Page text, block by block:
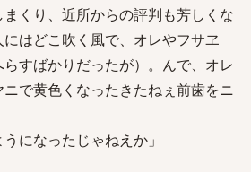
くり、近所からの評判も芳しくな
はどこ吹く風で、オレやフサヱ
らすばかりだったが）。んで、オレ
で黄色くなったきたねぇ前歯をニ
になったじゃねえか」